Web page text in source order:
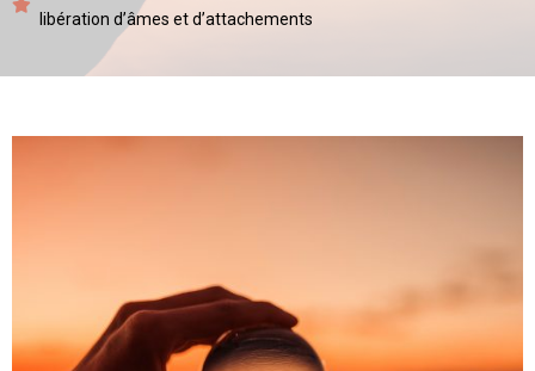
libération d’âmes et d’attachements